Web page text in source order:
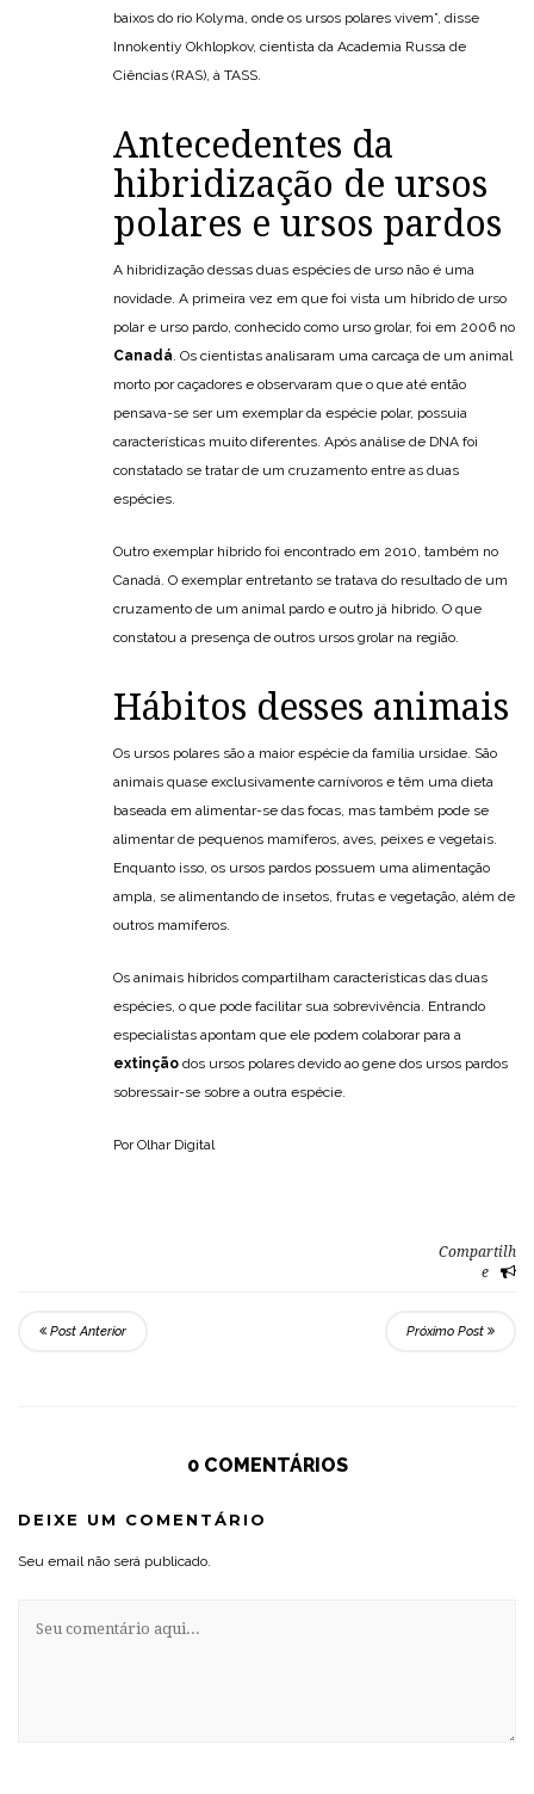
baixos do rio Kolyma, onde os ursos polares vivem”, disse
Innokentiy Okhlopkov, cientista da Academia Russa de
Ciências (RAS), à TASS.
Antecedentes da
hibridização de ursos
polares e ursos pardos
A hibridização dessas duas espécies de urso não é uma
novidade. A primeira vez em que foi vista um híbrido de urso
polar e urso pardo, conhecido como urso grolar, foi em 2006 no
Canadá . Os cientistas analisaram uma carcaça de um animal
morto por caçadores e observaram que o que até então
pensava-se ser um exemplar da espécie polar, possuia
características muito diferentes. Após análise de DNA foi
constatado se tratar de um cruzamento entre as duas
espécies.
Outro exemplar híbrido foi encontrado em 2010, também no
Canadá. O exemplar entretanto se tratava do resultado de um
cruzamento de um animal pardo e outro já hibrido. O que
constatou a presença de outros ursos grolar na região.
Hábitos desses animais
Os ursos polares são a maior espécie da família ursidae. São
animais quase exclusivamente carnívoros e têm uma dieta
baseada em alimentar-se das focas, mas também pode se
alimentar de pequenos mamíferos, aves, peixes e vegetais.
Enquanto isso, os ursos pardos possuem uma alimentação
ampla, se alimentando de insetos, frutas e vegetação, além de
outros mamíferos.
Os animais híbridos compartilham características das duas
espécies, o que pode facilitar sua sobrevivência. Entrando
especialistas apontam que ele podem colaborar para a
extinção dos ursos polares devido ao gene dos ursos pardos
sobressair-se sobre a outra espécie.
Por Olhar Digital
Compartilh
e
Post Anterior Próximo Post
0 COMENTÁRIOS
DEIXE UM COMENTÁRIO
Seu email não será publicado.